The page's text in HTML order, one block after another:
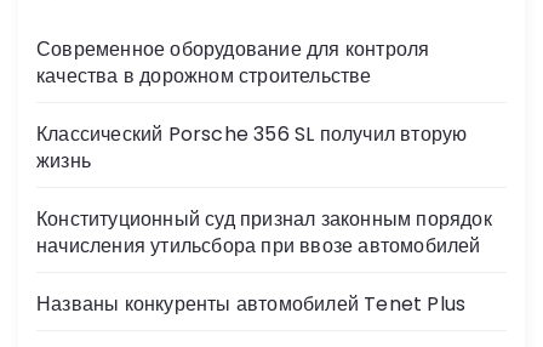
Современное оборудование для контроля
качества в дорожном строительстве
Классический Porsche 356 SL получил вторую
жизнь
Конституционный суд признал законным порядок
начисления утильсбора при ввозе автомобилей
Названы конкуренты автомобилей Tenet Plus